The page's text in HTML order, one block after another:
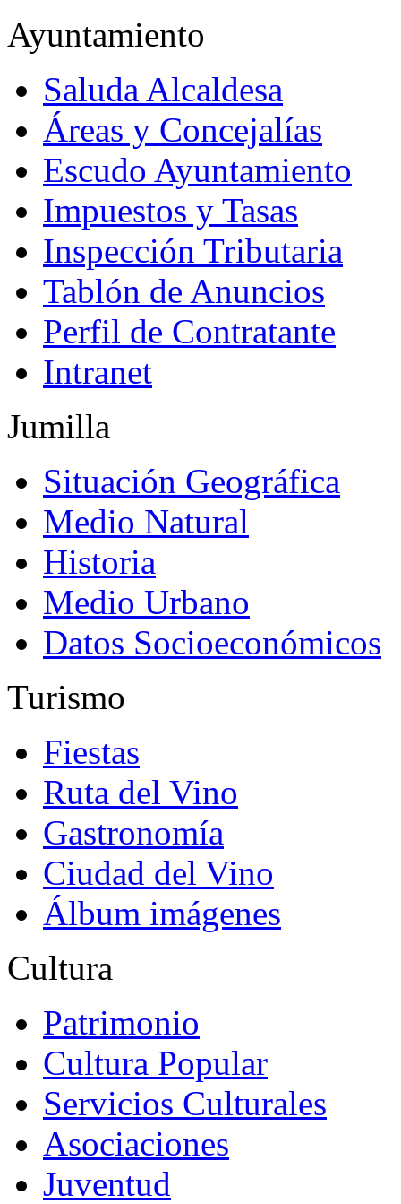
Ayuntamiento
Saluda Alcaldesa
Áreas y Concejalías
Escudo Ayuntamiento
Impuestos y Tasas
Inspección Tributaria
Tablón de Anuncios
Perfil de Contratante
Intranet
Jumilla
Situación Geográfica
Medio Natural
Historia
Medio Urbano
Datos Socioeconómicos
Turismo
Fiestas
Ruta del Vino
Gastronomía
Ciudad del Vino
Álbum imágenes
Cultura
Patrimonio
Cultura Popular
Servicios Culturales
Asociaciones
Juventud